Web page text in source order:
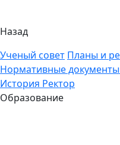
Назад
Ученый совет Планы и
Нормативные документы
История Ректор
Образование